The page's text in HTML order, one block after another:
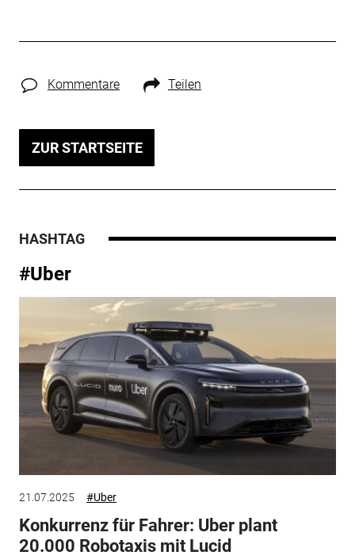
Kommentare Teilen
ZUR STARTSEITE
HASHTAG
#Uber
21.07.2025 #Uber
Konkurrenz für Fahrer: Uber plant
20.000 Robotaxis mit Lucid